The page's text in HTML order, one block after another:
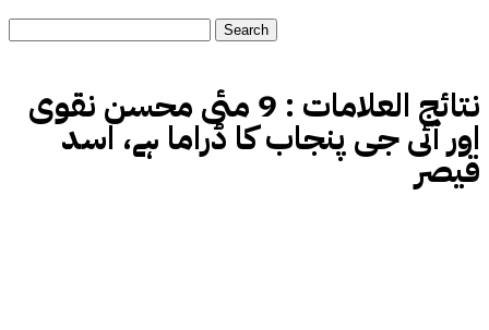
نتائج العلامات : 9 مئی محسن نقوی
اور آئی جی پنجاب کا ڈراما ہے، اسد
قیصر